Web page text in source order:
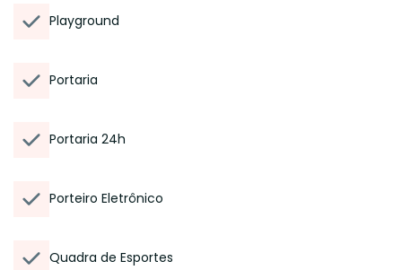
Playground
Portaria
Portaria 24h
Porteiro Eletrônico
Quadra de Esportes